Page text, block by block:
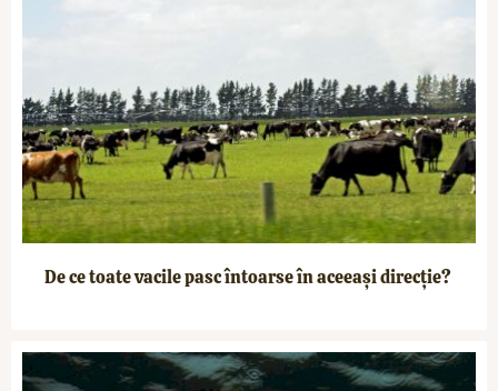
De ce toate vacile pasc întoarse în aceeași direcție?